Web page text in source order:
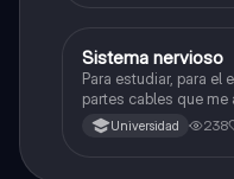
Biología
Sistema nervioso
Para estudiar, para el
partes cables que me
porque se me
muy extenso y
Universidad 238